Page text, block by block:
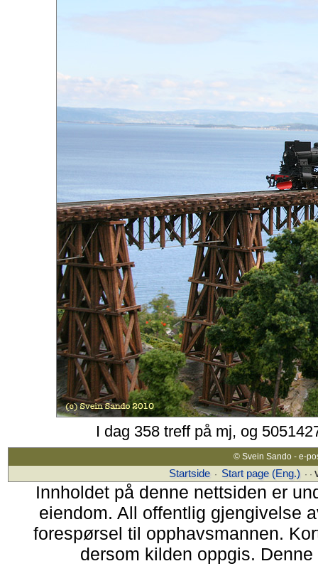
I dag 358 treff på mj, og
© Svein Sando - e-
Startside · Start page (Eng.) · ·
Innholdet på denne nettsiden er
eiendom. All offentlig gjengivelse
forespørsel til opphavsmannen.
dersom kilden oppgis.